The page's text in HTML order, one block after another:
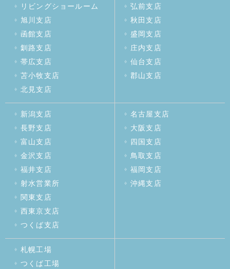
リビングショールーム
旭川支店
函館支店
釧路支店
帯広支店
苫小牧支店
北見支店
弘前支店
秋田支店
盛岡支店
庄内支店
仙台支店
郡山支店
新潟支店
長野支店
富山支店
金沢支店
福井支店
射水営業所
関東支店
西東京支店
つくば支店
名古屋支店
大阪支店
四国支店
鳥取支店
福岡支店
沖縄支店
札幌工場
つくば工場